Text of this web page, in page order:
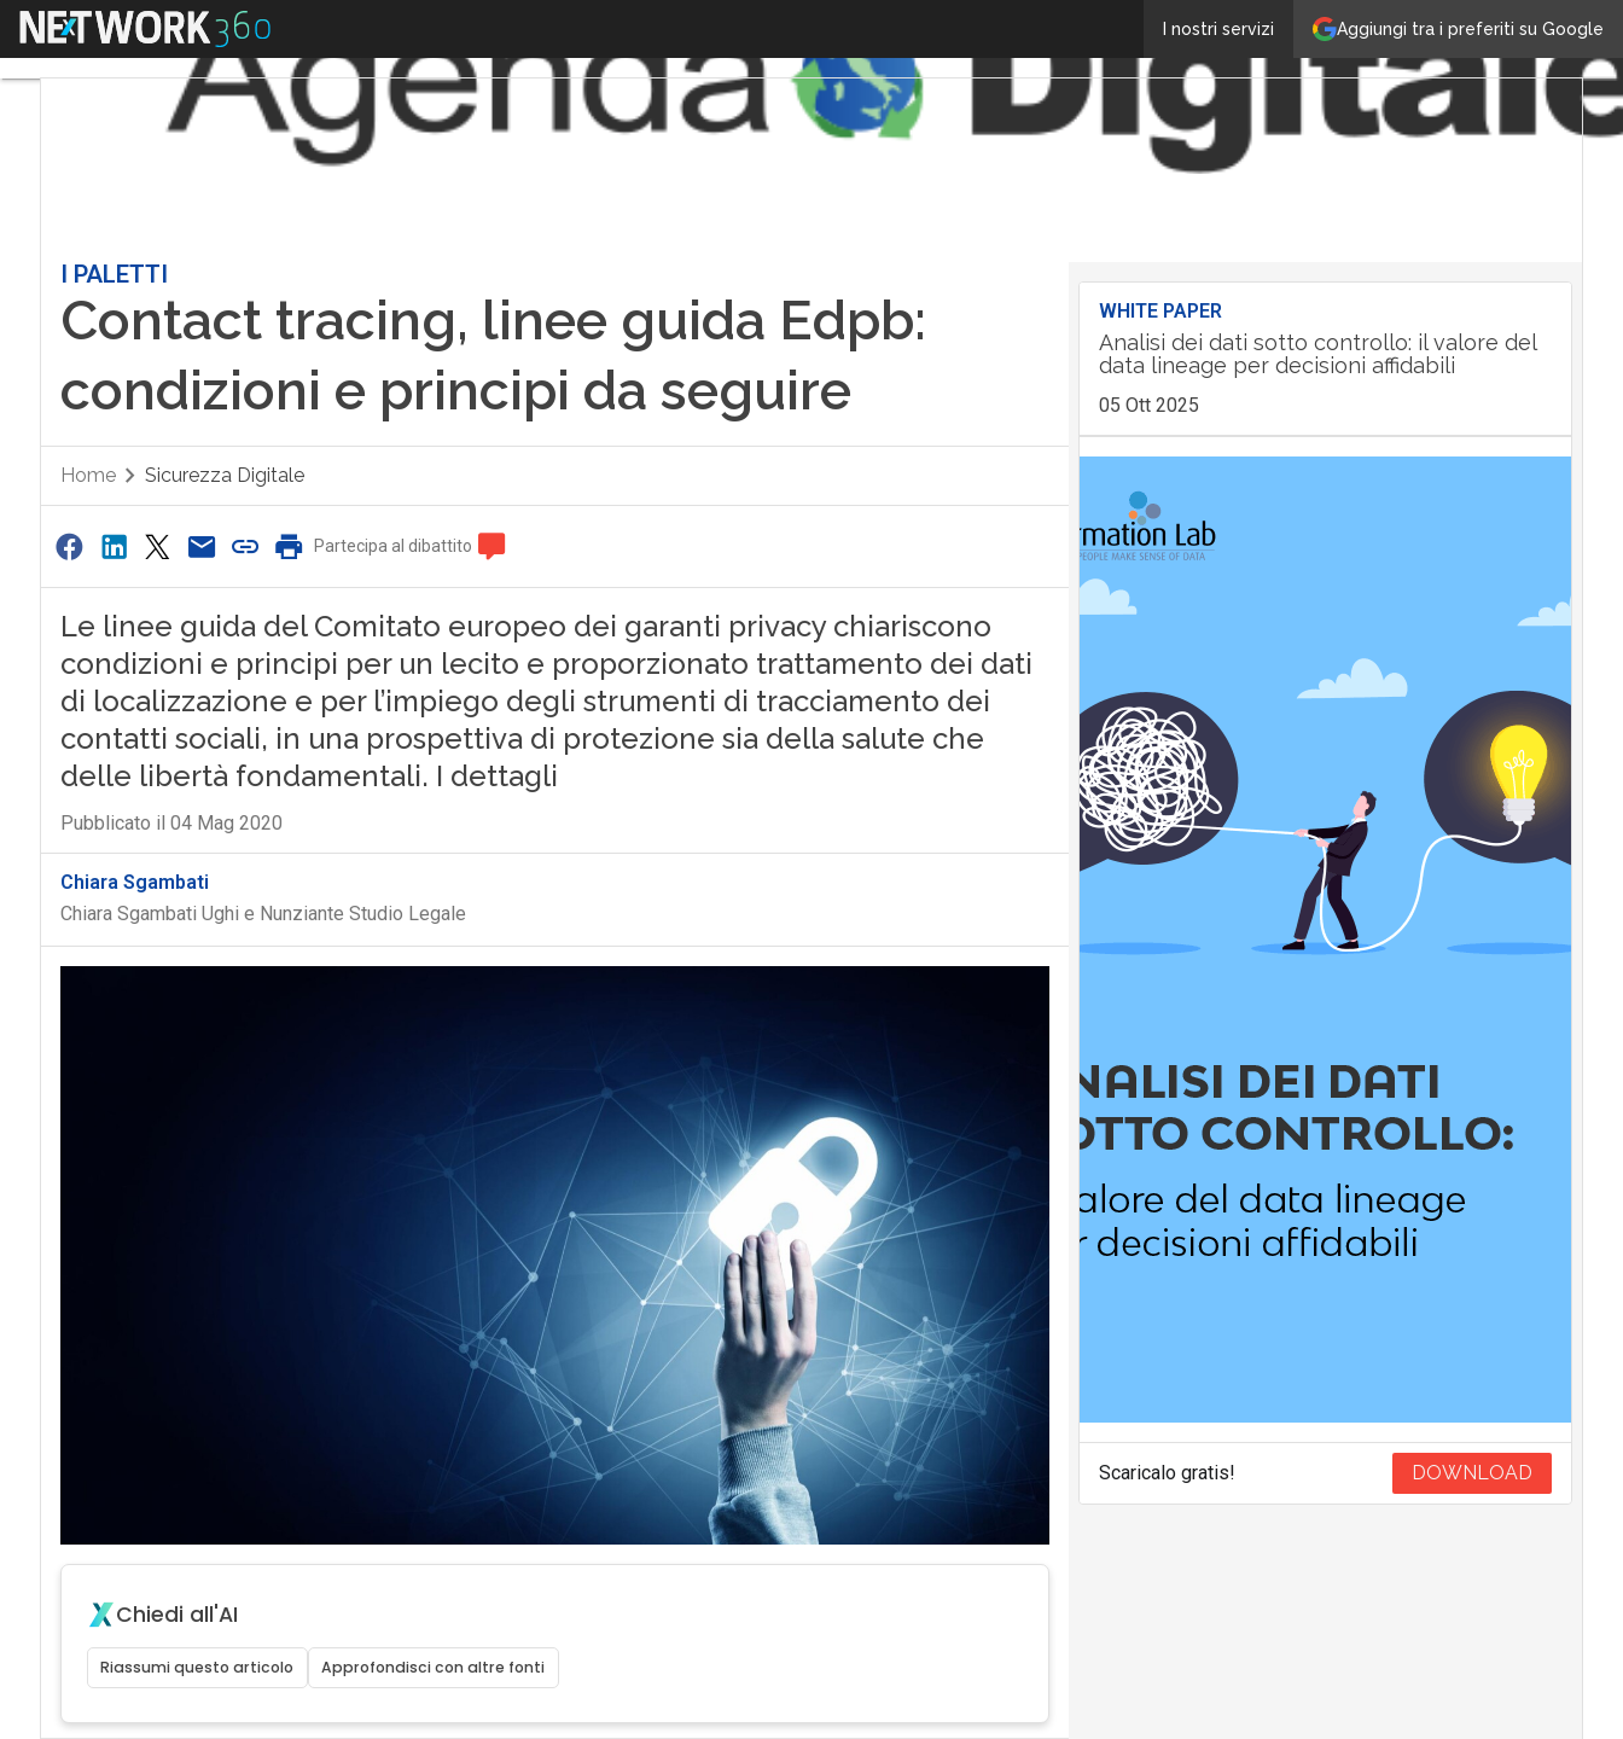
Aggiungi tra i preferiti su Google
I nostri servizi
Menu
I PALETTI
Contact tracing, linee guida Edpb:
condizioni e principi da seguire
Home Sicurezza Digitale
Partecipa al dibattito
Le linee guida del Comitato europeo dei garanti privacy chiariscono
condizioni e principi per un lecito e proporzionato trattamento dei dati
di localizzazione e per l’impiego degli strumenti di tracciamento dei
contatti sociali, in una prospettiva di protezione sia della salute che
delle libertà fondamentali. I dettagli
Pubblicato il 04 Mag 2020
Chiara Sgambati
Chiara Sgambati Ughi e Nunziante Studio Legale
Chiedi all'AI
Riassumi questo articolo Approfondisci con altre fonti
WHITE PAPER
Analisi dei dati sotto controllo: il valore del
data lineage per decisioni affidabili
05 Ott 2025
Scaricalo gratis! DOWNLOAD